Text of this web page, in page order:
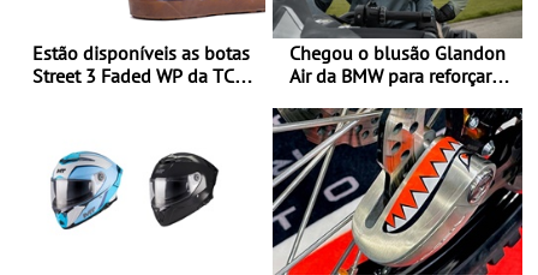
Estão disponíveis as botas
Street 3 Faded WP da TCX
Chegou o blusão Glandon
Air da BMW para reforçar
verão